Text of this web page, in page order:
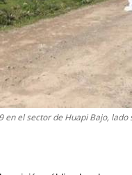
el sector de Huapi Bajo, lado